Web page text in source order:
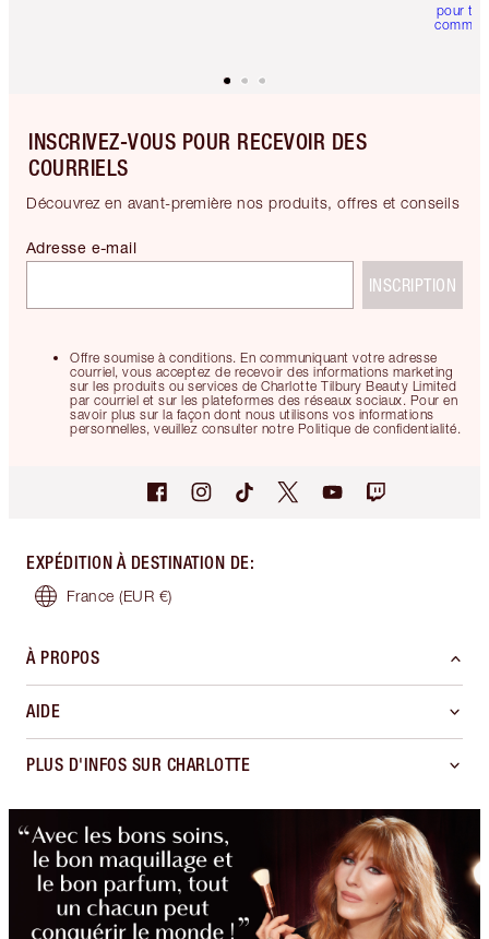
pour
INSCRIVEZ-VOUS POUR RECEVOIR DES
COURRIELS
Découvrez en avant-première nos produits, offres et conseils
Offre soumise à conditions. En communiquant votre adresse
courriel, vous acceptez de recevoir des informations marketing
sur les produits ou services de Charlotte Tilbury Beauty Limited
par courriel et sur les plateformes des réseaux sociaux. Pour en
savoir plus sur la façon dont nous utilisons vos informations
personnelles, veuillez consulter notre Politique de confidentialité.
Adresse e-mail
INSCRIPTION
EXPÉDITION À DESTINATION DE:
France (EUR €)
À PROPOS
AIDE
PLUS D'INFOS SUR CHARLOTTE